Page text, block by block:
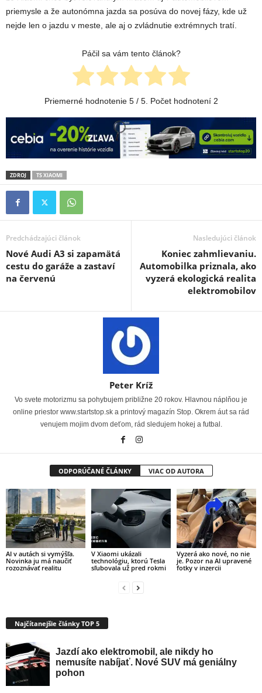
priemysle a že autonómna jazda sa posúva do novej fázy, kde už
nejde len o jazdu v meste, ale aj o zvládnutie extrémnych tratí.
Páčil sa vám tento článok?
Priemerné hodnotenie 5/ 5. Počet hodnotení 2
ZDROJ TS XIAOMI
Predchádzajúci článok
Nové Audi A3 si zapamätá
cestu do garáže a zastaví
na červenú
Nasledujúci článok
Koniec zahmlievaniu.
Automobilka priznala, ako
vyzerá ekologická realita
elektromobilov
Peter Kríž
Vo svete motorizmu sa pohybujem približne 20 rokov. Hlavnou náplňou je
online priestor www.startstop.sk a printový magazín Stop. Okrem áut sa rád
venujem mojim dvom deťom, rád sledujem hokej a futbal.
ODPORÚČANÉ ČLÁNKY VIAC OD AUTORA
AI v autách si vymýšľa.
Novinka ju má naučiť
rozoznávať realitu
V Xiaomi ukázali
technológiu, ktorú Tesla
sľubovala už pred rokmi
Vyzerá ako nové, no nie
je. Pozor na AI upravené
fotky v inzercii
Najčítanejšie články TOP 5